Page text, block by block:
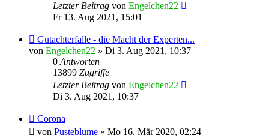
Letzter Beitrag von Engelchen22
Fr 13. Aug 2021, 15:01
Gutachterfalle - die Macht der Experten...
von Engelchen22 » Di 3. Aug 2021, 10:37
0Antworten
13899 Zugriffe
Letzter Beitrag von Engelchen22
Di 3. Aug 2021, 10:37
Corona
von Pusteblume » Mo 16. Mär 2020, 02:24